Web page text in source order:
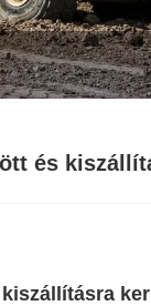
és